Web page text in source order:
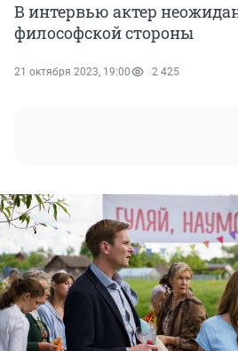
В интервью актер
философской стороны
21 октября 2023, 19:00 2 425